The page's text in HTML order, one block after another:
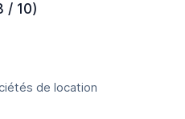
/ 10)
de location